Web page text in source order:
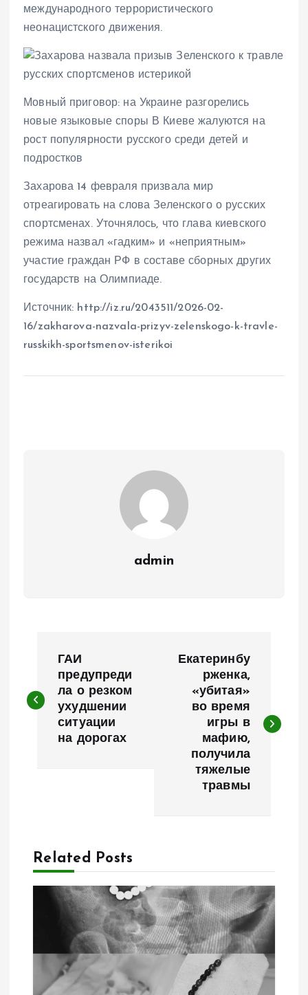
международного террористического
неонацистского движения.
Мовный приговор: на Украине разгорелись
новые языковые споры В Киеве жалуются на
рост популярности русского среди детей и
подростков
Захарова 14 февраля призвала мир
отреагировать на слова Зеленского о русских
спортсменах. Уточнялось, что глава киевского
режима назвал «гадким» и «неприятным»
участие граждан РФ в составе сборных других
государств на Олимпиаде.
Источник: http://iz.ru/2043511/2026-02-
16/zakharova-nazvala-prizyv-zelenskogo-k-travle-
russkikh-sportsmenov-isterikoi
admin
в
ц
и
п
ГАИ
предупреди
ла о резком
ухудшении
ситуации
на дорогах
Екатеринбу
рженка,
«убитая»
во время
игры в
мафию,
получила
тяжелые
травмы
Related Posts